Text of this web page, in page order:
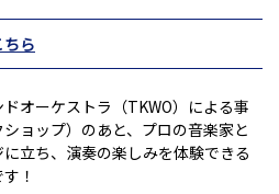
ら
オーケストラ（TKWO）による事
ョップ）のあと、プロの音楽家と
立ち、演奏の楽しみを体験できる
！